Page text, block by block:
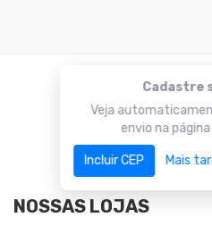
Cadastre
Veja
envio na
Incluir CEP Mais
NOSSAS LOJAS